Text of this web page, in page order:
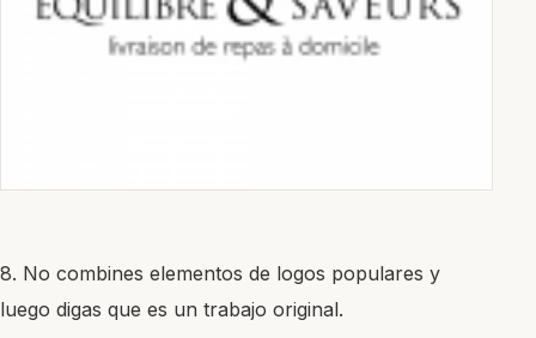
8. No combines elementos de logos populares y
luego digas que es un trabajo original.